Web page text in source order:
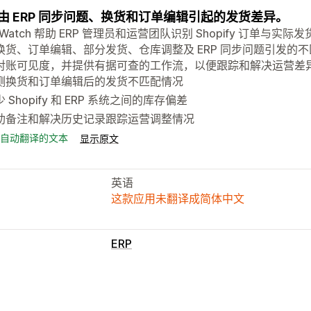
ERP 同步问题、换货和订单编辑引起的发货差异。
帮助 ERP 管理员和运营团队识别 Shopify 订单与实际
货、订单编辑、部分发货、仓库调整及 ERP 同步问题引发的
账可见度，并提供有据可查的工作流，以便跟踪和解决运营差
换货和订单编辑后的发货不匹配情况
Shopify 和 ERP 系统之间的库存偏差
备注和解决历史记录跟踪运营调整情况
动翻译的文本 显示原文
英语
这款应用未翻译成简体中文
ERP